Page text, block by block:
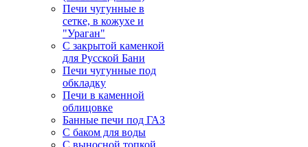
Печи чугунные в
сетке, в кожухе и
"Ураган"
С закрытой каменкой
для Русской Бани
Печи чугунные под
обкладку
Печи в каменной
облицовке
Банные печи под ГАЗ
С баком для воды
С выносной топкой